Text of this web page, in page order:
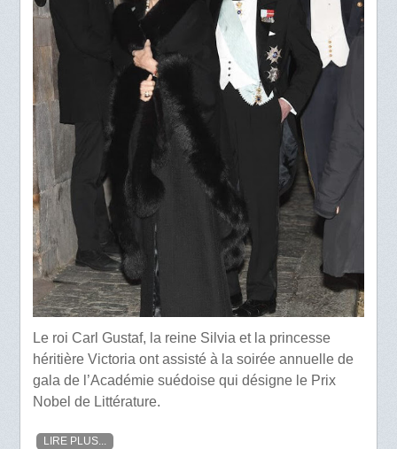
Le roi Carl Gustaf, la reine Silvia et la princesse
héritière Victoria ont assisté à la soirée annuelle de
gala de l’Académie suédoise qui désigne le Prix
Nobel de Littérature.
LIRE PLUS...